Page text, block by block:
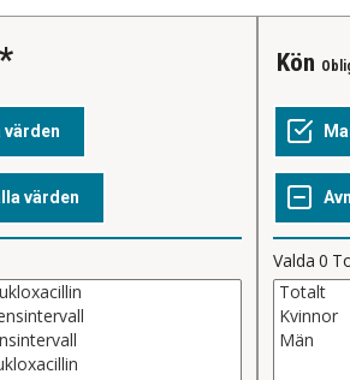
Kön
Valda 0